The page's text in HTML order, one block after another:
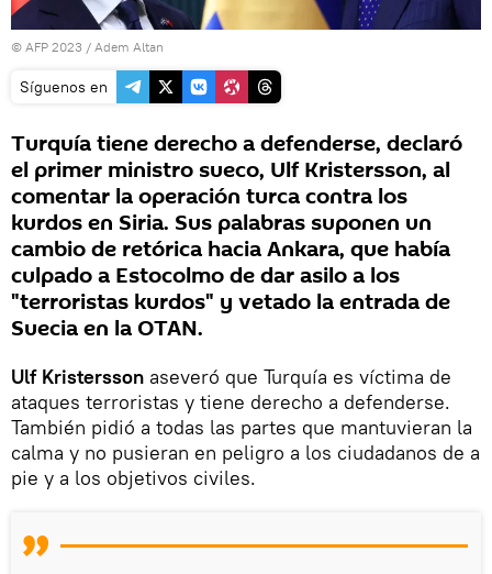
© AFP 2023 / Adem Altan
Síguenos en
Turquía tiene derecho a defenderse, declaró
el primer ministro sueco, Ulf Kristersson, al
comentar la operación turca contra los
kurdos en Siria. Sus palabras suponen un
cambio de retórica hacia Ankara, que había
culpado a Estocolmo de dar asilo a los
"terroristas kurdos" y vetado la entrada de
Suecia en la OTAN.
Ulf Kristersson aseveró que Turquía es víctima de
ataques terroristas y tiene derecho a defenderse.
También pidió a todas las partes que mantuvieran la
calma y no pusieran en peligro a los ciudadanos de a
pie y a los objetivos civiles.